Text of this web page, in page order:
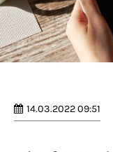
Anmelden
14.03.2022 09:51